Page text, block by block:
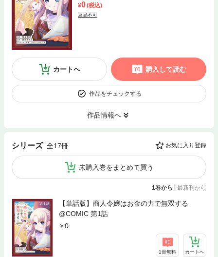
0(税込)
返品不可
カートへ 購入して読む
作品をチェックする
作品情報へ
シリーズ 全17冊 お気に入り登録
未購入巻をまとめて買う
1巻から | 最新刊から
【単話版】商人令嬢はお金の力で無双する
@COMIC 第1話
0
1冊無料 カートへ